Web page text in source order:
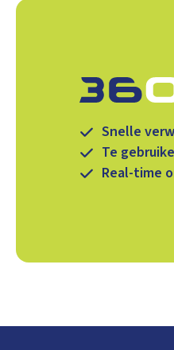
Snelle
Te
Real-time